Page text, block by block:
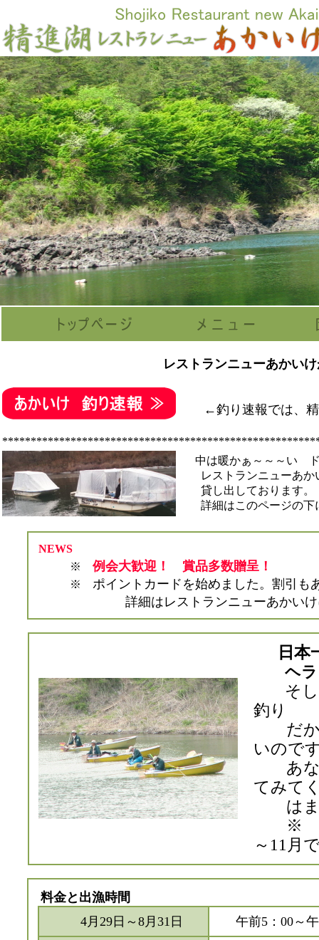
レストランニューあかい
←釣り速報では、
中は暖かぁ～～～い
レストランニューあか
貸し出しております。
詳細はこのページの下
NEWS
※ 例会大歓迎！ 賞品多数贈呈！
※ ポイントカードを始めました。割引も
詳細はレストランニューあかいけに
日本
ヘ
そ
釣り
だか
いので
あな
てみて
はま
※ 精
～11月
料金と出漁時間
4月29日～8月31日
午前5：00～